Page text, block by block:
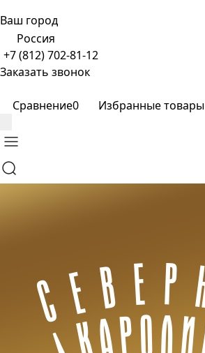
Ваш город
Россия
+7 (812) 702-81-12
Заказать звонок
Сравнение0 Избранные товары